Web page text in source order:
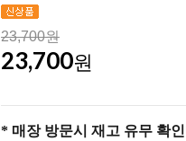
23,700원
23,700원
* 매장 방문시 재고 유무 확